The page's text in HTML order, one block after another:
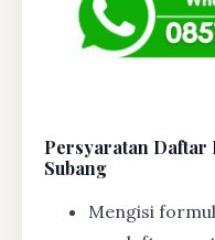
Persyaratan Daftar
Subang
Mengisi